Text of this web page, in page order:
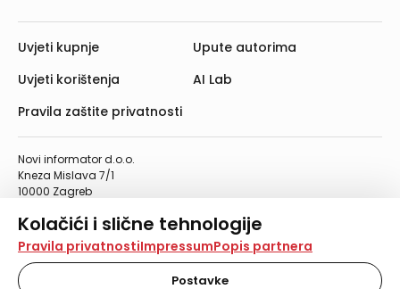
Kolačići i slične tehnologije
Na našoj web stranici koristimo kolačiće i slične
tehnologije za pohranu, čitanje i obradu informacija na
vašem uređaju. Time poboljšavamo korisničko iskustvo,
Pravila privatnostiImpressumPopis partnera
Postavke
Novi informator d.o.o.
Kneza Mislava 7/1
10000 Zagreb
Telefaks: 01/4612-553
info@informator.hr
PRATITE NAS:
Uvjeti kupnje
Uvjeti korištenja
Pravila zaštite privatnosti
Upute autorima
AI Lab